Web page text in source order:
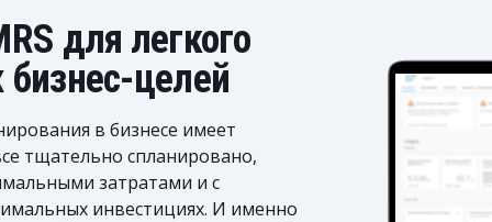
для легкого
целей
в бизнесе имеет
тщательно спланировано,
затратами и с
инвестициях. И именно